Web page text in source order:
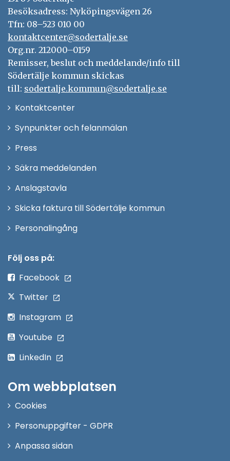
Besöksadress: Nyköpingsvägen 26
Tfn: 08–523 010 00
kontaktcenter@sodertalje.se
Org.nr. 212000–0159
Remisser, beslut och meddelande/info till
Södertälje kommun skickas
till: sodertalje.kommun@sodertalje.se
KontaktcenterÖppna
Synpunkter och felanmälan
Press
fönster
Säkra meddelanden
Anslagstavla
Skicka faktura till Södertälje kommun
PersonalingångÖppna
Följ oss på:
Facebook
Twitter
Instagram
Youtube
LinkedIn
Om webbplatsen
Cookies
Personuppgifter - GDPR
Anpassa sidan